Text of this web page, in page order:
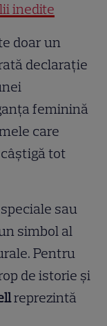
inedite
doar un
declarație
feminină
care
tot
sau
simbol al
Pentru
de istorie și
reprezintă